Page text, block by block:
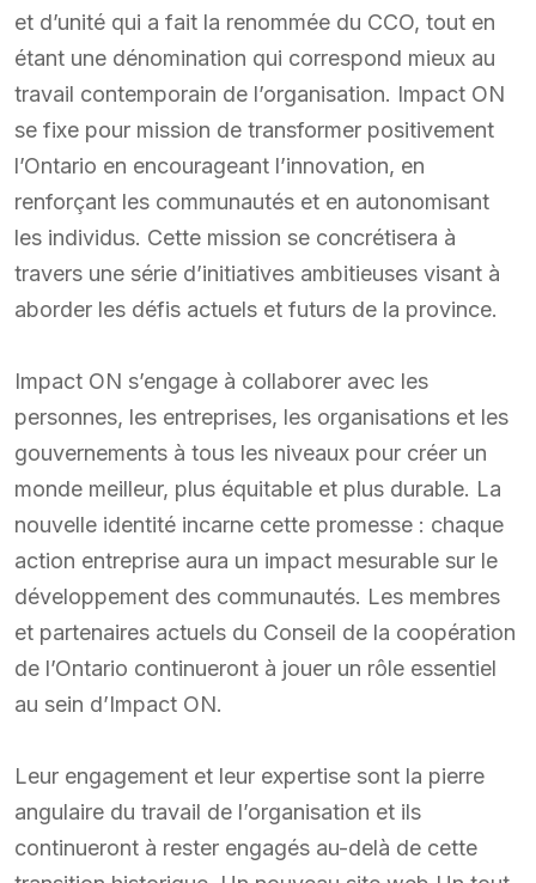
et d’unité qui a fait la renommée du CCO, tout en
étant une dénomination qui correspond mieux au
travail contemporain de l’organisation. Impact ON
se fixe pour mission de transformer positivement
l’Ontario en encourageant l’innovation, en
renforçant les communautés et en autonomisant
les individus. Cette mission se concrétisera à
travers une série d’initiatives ambitieuses visant à
aborder les défis actuels et futurs de la province.
Impact ON s’engage à collaborer avec les
personnes, les entreprises, les organisations et les
gouvernements à tous les niveaux pour créer un
monde meilleur, plus équitable et plus durable. La
nouvelle identité incarne cette promesse : chaque
action entreprise aura un impact mesurable sur le
développement des communautés. Les membres
et partenaires actuels du Conseil de la coopération
de l’Ontario continueront à jouer un rôle essentiel
au sein d’Impact ON.
Leur engagement et leur expertise sont la pierre
angulaire du travail de l’organisation et ils
continueront à rester engagés au-delà de cette